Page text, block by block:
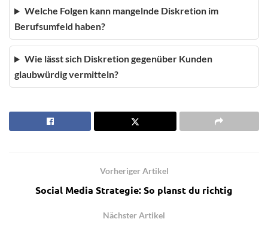
Welche Folgen kann mangelnde Diskretion im
Berufsumfeld haben?
Wie lässt sich Diskretion gegenüber Kunden
glaubwürdig vermitteln?
Vorheriger Artikel
Social Media Strategie: So planst du richtig
Nächster Artikel